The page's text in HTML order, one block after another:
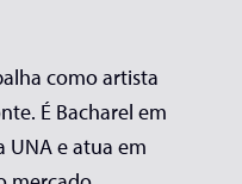
como artista
É Bacharel em
UNA e atua em